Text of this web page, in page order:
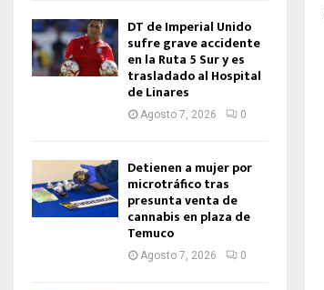
DT de Imperial Unido
sufre grave accidente
en la Ruta 5 Sur y es
trasladado al Hospital
de Linares
Agosto 7, 2026 0
Detienen a mujer por
microtráfico tras
presunta venta de
cannabis en plaza de
Temuco
Agosto 7, 2026 0